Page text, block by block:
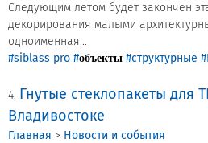
Личный кабинет
Продажа Б/У
Следующим летом будет закончен
декорирования малыми
одноименная...
#siblass pro #объекты #структурные
4. Гнутые стеклопакеты для
Владивостоке
Главная > Новости и события